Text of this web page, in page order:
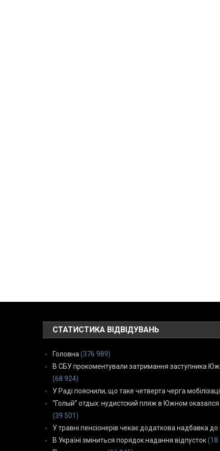
СТАТИСТИКА ВІДВІДУВАНЬ
Головна (376 989)
В СБУ прокоментували затримання заступника
(68 924)
У Раді пояснили, що таке четверта черга
“Голый” отдых: нудистский пляж в Южном
(39 501)
У травні пенсіонерів чекає додаткова надбавка до
В Україні зміниться порядок надання відпусток (18